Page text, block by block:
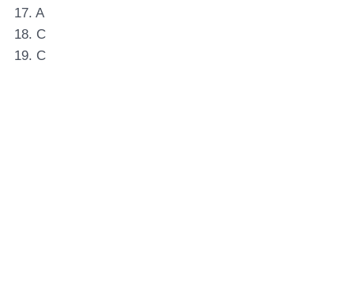
17. A
18. C
19. C